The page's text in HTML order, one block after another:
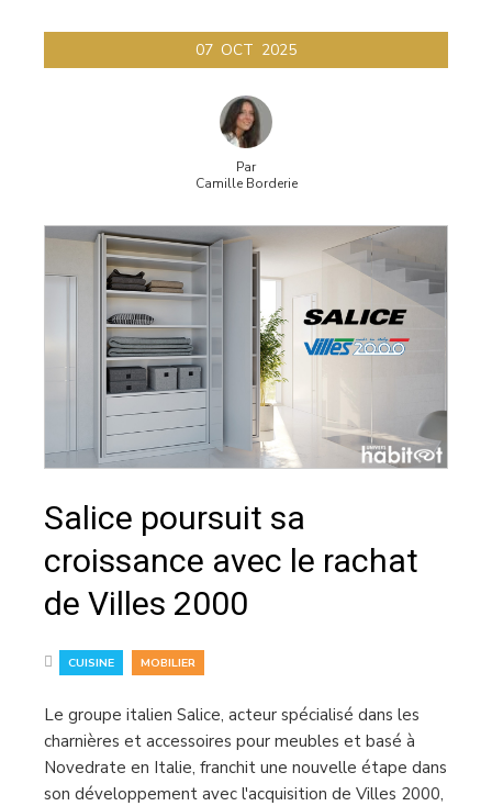
07 OCT 2025
Par
Camille Borderie
Salice poursuit sa
croissance avec le rachat
de Villes 2000
CUISINE MOBILIER
Le groupe italien Salice, acteur spécialisé dans les
charnières et accessoires pour meubles et basé à
Novedrate en Italie, franchit une nouvelle étape dans
son développement avec l'acquisition de Villes 2000,